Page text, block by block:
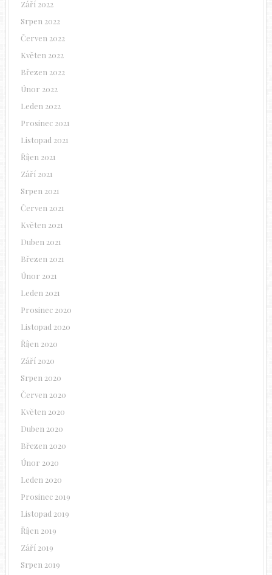
Září 2022
Srpen 2022
Červen 2022
Květen 2022
Březen 2022
Únor 2022
Leden 2022
Prosinec 2021
Listopad 2021
Říjen 2021
Září 2021
Srpen 2021
Červen 2021
Květen 2021
Duben 2021
Březen 2021
Únor 2021
Leden 2021
Prosinec 2020
Listopad 2020
Říjen 2020
Září 2020
Srpen 2020
Červen 2020
Květen 2020
Duben 2020
Březen 2020
Únor 2020
Leden 2020
Prosinec 2019
Listopad 2019
Říjen 2019
Září 2019
Srpen 2019